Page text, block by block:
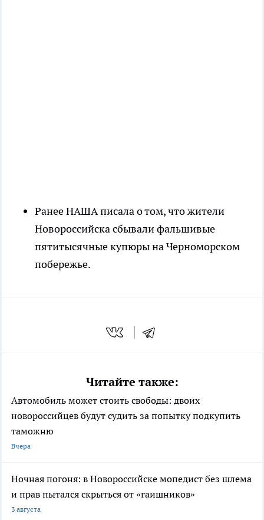
Ранее НАША писала о том, что жители
Новороссийска сбывали фальшивые
пятитысячные купюры на Черноморском
побережье.
Читайте также:
Автомобиль может стоить свободы: двоих
новороссийцев будут судить за попытку подкупить
таможню
Вчера
Ночная погоня: в Новороссийске мопедист без шлема
и прав пытался скрыться от «гаишников»
3 августа